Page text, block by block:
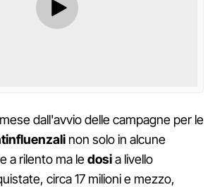
dall'avvio delle campagne per le
non solo in alcune
a rilento ma ledosia livello
circa 17 milioni e mezzo,